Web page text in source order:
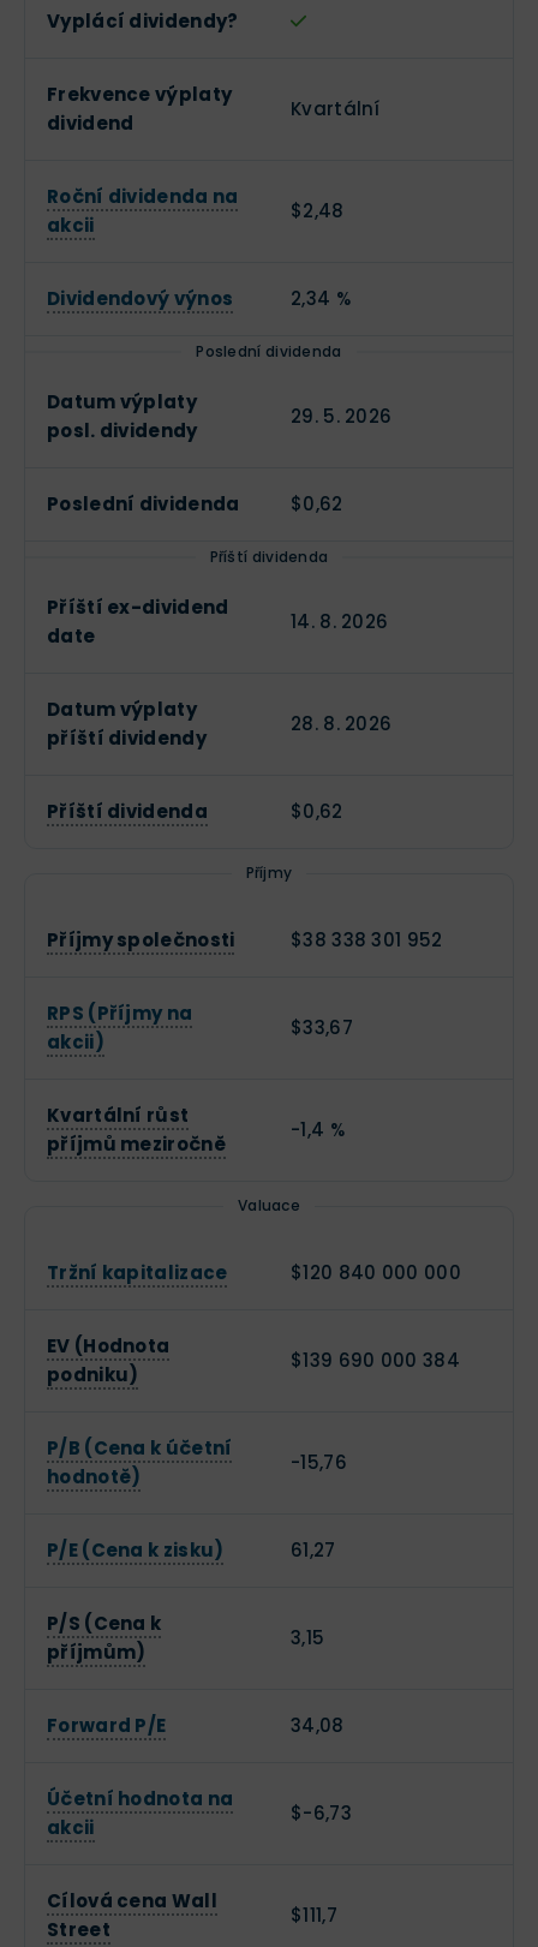
Vyplácí dividendy?
Frekvence výplaty
dividend
Kvartální
Roční dividenda na
akcii
$2,48
Dividendový výnos 2,34 %
Poslední dividenda
Datum výplaty
posl. dividendy
29. 5. 2026
Poslední dividenda $0,62
Příští dividenda
Příští ex-dividend
date
14. 8. 2026
Datum výplaty
příští dividendy
28. 8. 2026
Příští dividenda $0,62
Příjmy
Příjmy společnosti $38 338 301 952
RPS (Příjmy na
akcii)
$33,67
Kvartální růst
příjmů meziročně
-1,4 %
Valuace
Tržní kapitalizace $120 840 000 000
EV (Hodnota
podniku)
$139 690 000 384
P/B (Cena k účetní
hodnotě)
-15,76
P/E (Cena k zisku) 61,27
P/S (Cena k
příjmům)
3,15
Forward P/E 34,08
Účetní hodnota na
akcii
$-6,73
Cílová cena Wall
Street
$111,7